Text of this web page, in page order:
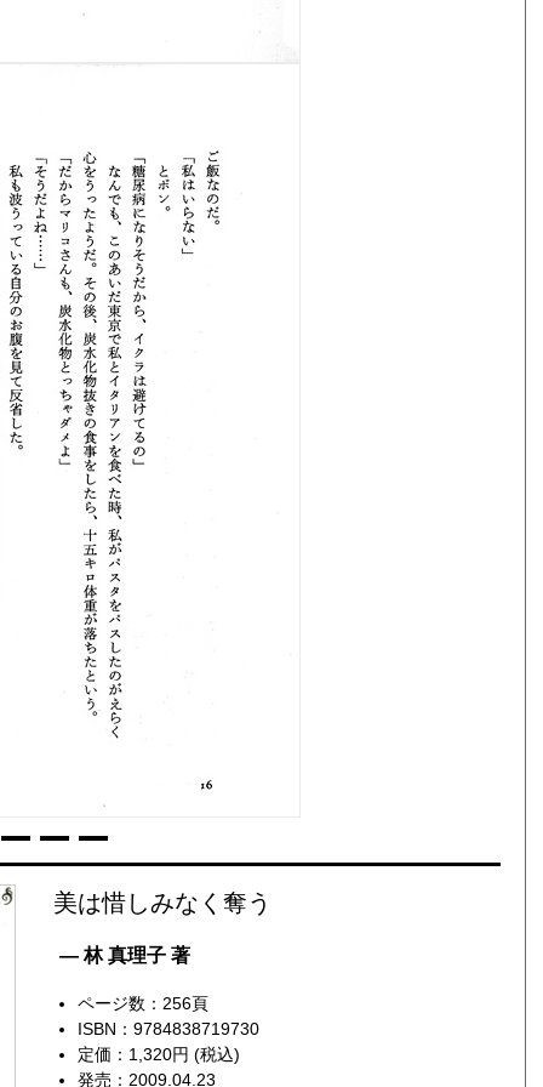
美は惜しみなく奪う
— 林 真理子 著
ページ数：256頁
ISBN：9784838719730
定価：1,320円 (税込)
発売：2009.04.23